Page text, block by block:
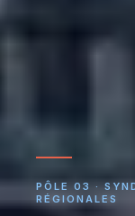
PÔLE 03 ·
RÉGIONALES